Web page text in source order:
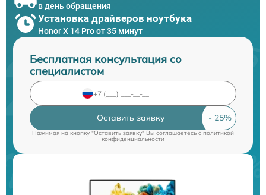
в день обращения
Установка драйверов ноутбука
Honor X 14 Pro от 35 минут
Бесплатная консультация со
специалистом
Оставить заявку
Нажимая на кнопку "Оставить заявку" Вы соглашаетесь cполитикой
конфиденциальности